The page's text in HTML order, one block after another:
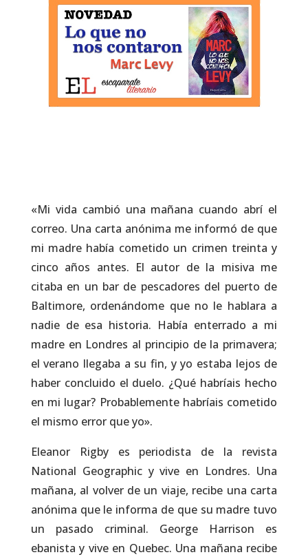
«Mi vida cambió una mañana cuando abrí el
correo. Una carta anónima me informó de que
mi madre había cometido un crimen treinta y
cinco años antes. El autor de la misiva me
citaba en un bar de pescadores del puerto de
Baltimore, ordenándome que no le hablara a
nadie de esa historia. Había enterrado a mi
madre en Londres al principio de la primavera;
el verano llegaba a su fin, y yo estaba lejos de
haber concluido el duelo. ¿Qué habríais hecho
en mi lugar? Probablemente habríais cometido
el mismo error que yo».
Eleanor Rigby es periodista de la revista
National Geographic y vive en Londres. Una
mañana, al volver de un viaje, recibe una carta
anónima que le informa de que su madre tuvo
un pasado criminal. George Harrison es
ebanista y vive en Quebec. Una mañana recibe